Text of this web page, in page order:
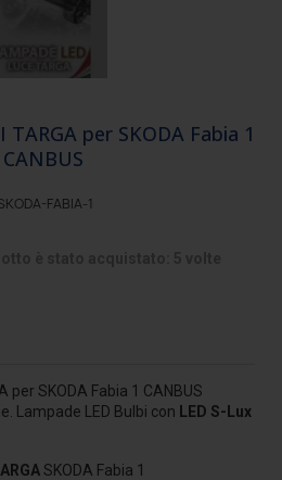
TARGA per SKODA Fabia 1
FABIA-1
per SKODA Fabia 1 CANBUS
Lampade LED Bulbi con LED S-Lux
SKODA Fabia 1